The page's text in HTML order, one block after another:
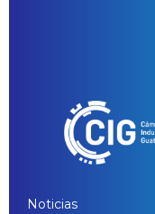
Noticias